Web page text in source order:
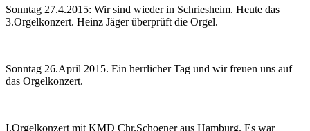
Sonntag 27.4.2015: Wir sind wieder in Schriesheim. Heute das
3.Orgelkonzert. Heinz Jäger überprüft die Orgel.
Sonntag 26.April 2015. Ein herrlicher Tag und wir freuen uns auf
das Orgelkonzert.
I.Orgelkonzert mit KMD Chr.Schoener aus Hamburg. Es war